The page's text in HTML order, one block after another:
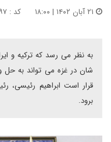
کد : ۲۰۲۲۹۹۷
به نظر می رسد که ترکیه و
شان در غزه می تواند به حل
قرار است ابراهیم رئیسی،
برود.